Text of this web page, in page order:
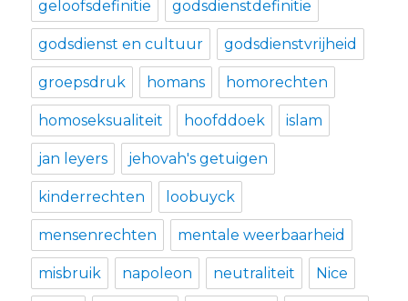
geloofsdefinitie godsdienstdefinitie
godsdienst en cultuur godsdienstvrijheid
groepsdruk homans homorechten
homoseksualiteit hoofddoek islam
jan leyers jehovah's getuigen
kinderrechten loobuyck
mensenrechten mentale weerbaarheid
misbruik napoleon neutraliteit Nice